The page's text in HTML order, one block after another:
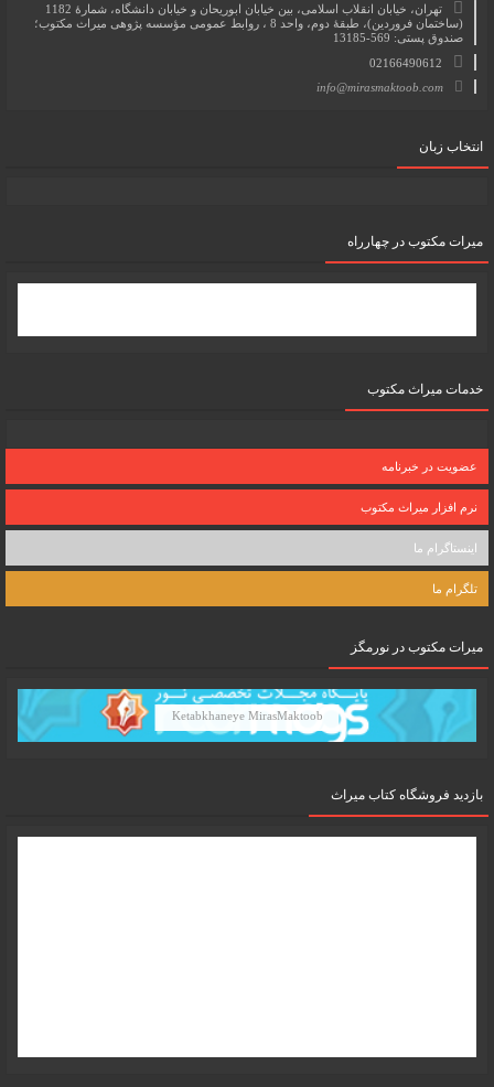
تهران، خیابان انقلاب اسلامی، بین خیابان ابوریحان و خیابان دانشگاه، شمارۀ 1182
(ساختمان فروردین)، طبقۀ دوم، واحد 8 ، روابط عمومی مؤسسه پژوهی میراث مکتوب؛
صندوق پستی: 569-13185
02166490612
info@mirasmaktoob.com
انتخاب زبان
میرات مکتوب در چهارراه
خدمات میراث مکتوب
عضویت در خبرنامه
نرم افزار میراث مکتوب
اینستاگرام ما
تلگرام ما
میرات مکتوب در نورمگز
Ketabkhaneye MirasMaktoob
بازدید فروشگاه کتاب میراث